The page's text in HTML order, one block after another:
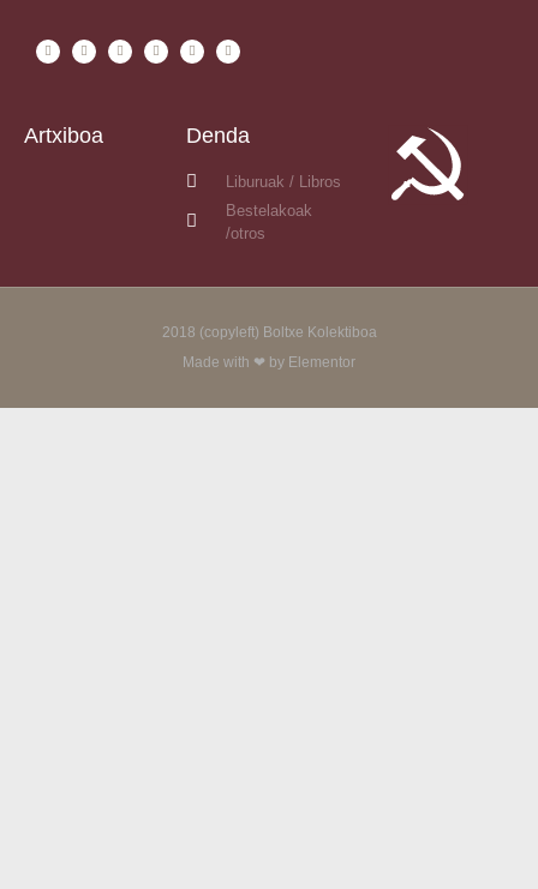
Artxiboa Denda
Liburuak / Libros
Bestelakoak
/otros
2018 (copyleft) Boltxe Kolektiboa
Made with ❤ by Elementor